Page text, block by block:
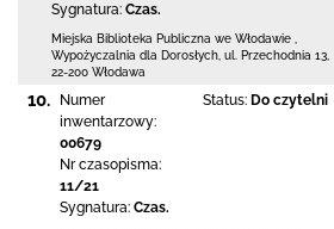
Sygnatura: Czas.
Miejska Biblioteka Publiczna we Włodawie
Wypożyczalnia dla Dorosłych, ul. Przechodnia 13
22-200 Włodawa
10.
Numer
inwentarzowy:
00679
Nr czasopisma:
11/21
Sygnatura: Czas.
Status: Do czytelni